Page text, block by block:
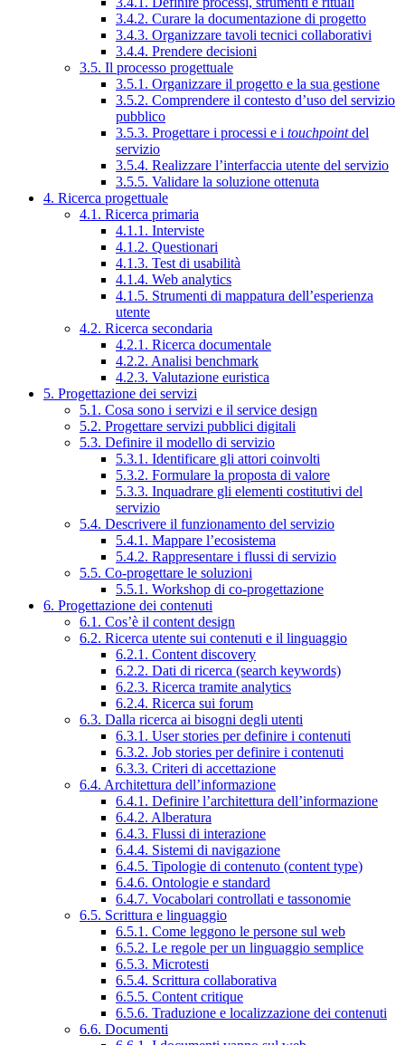
3.4.2. Curare la documentazione di progetto
3.4.3. Organizzare tavoli tecnici collaborativi
3.4.4. Prendere decisioni
3.5. Il processo progettuale
3.5.1. Organizzare il progetto e la sua gestione
3.5.2. Comprendere il contesto d’uso del servizio
pubblico
3.5.3. Progettare i processi e i touchpointdel
servizio
3.5.4. Realizzare l’interfaccia utente del servizio
3.5.5. Validare la soluzione ottenuta
4. Ricerca progettuale
4.1. Ricerca primaria
4.1.1. Interviste
4.1.2. Questionari
4.1.3. Test di usabilità
4.1.4. Web analytics
4.1.5. Strumenti di mappatura dell’esperienza
utente
4.2. Ricerca secondaria
4.2.1. Ricerca documentale
4.2.2. Analisi benchmark
4.2.3. Valutazione euristica
5. Progettazione dei servizi
5.1. Cosa sono i servizi e il service design
5.2. Progettare servizi pubblici digitali
5.3. Definire il modello di servizio
5.3.1. Identificare gli attori coinvolti
5.3.2. Formulare la proposta di valore
5.3.3. Inquadrare gli elementi costitutivi del
servizio
5.4. Descrivere il funzionamento del servizio
5.4.1. Mappare l’ecosistema
5.4.2. Rappresentare i flussi di servizio
5.5. Co-progettare le soluzioni
5.5.1. Workshop di co-progettazione
6. Progettazione dei contenuti
6.1. Cos’è il content design
6.2. Ricerca utente sui contenuti e il linguaggio
6.2.1. Content discovery
6.2.2. Dati di ricerca (search keywords)
6.2.3. Ricerca tramite analytics
6.2.4. Ricerca sui forum
6.3. Dalla ricerca ai bisogni degli utenti
6.3.1. User stories per definire i contenuti
6.3.2. Job stories per definire i contenuti
6.3.3. Criteri di accettazione
6.4. Architettura dell’informazione
6.4.1. Definire l’architettura dell’informazione
6.4.2. Alberatura
6.4.3. Flussi di interazione
6.4.4. Sistemi di navigazione
6.4.5. Tipologie di contenuto (content type)
6.4.6. Ontologie e standard
6.4.7. Vocabolari controllati e tassonomie
6.5. Scrittura e linguaggio
6.5.1. Come leggono le persone sul web
6.5.2. Le regole per un linguaggio semplice
6.5.3. Microtesti
6.5.4. Scrittura collaborativa
6.5.5. Content critique
6.5.6. Traduzione e localizzazione dei contenuti
6.6. Documenti